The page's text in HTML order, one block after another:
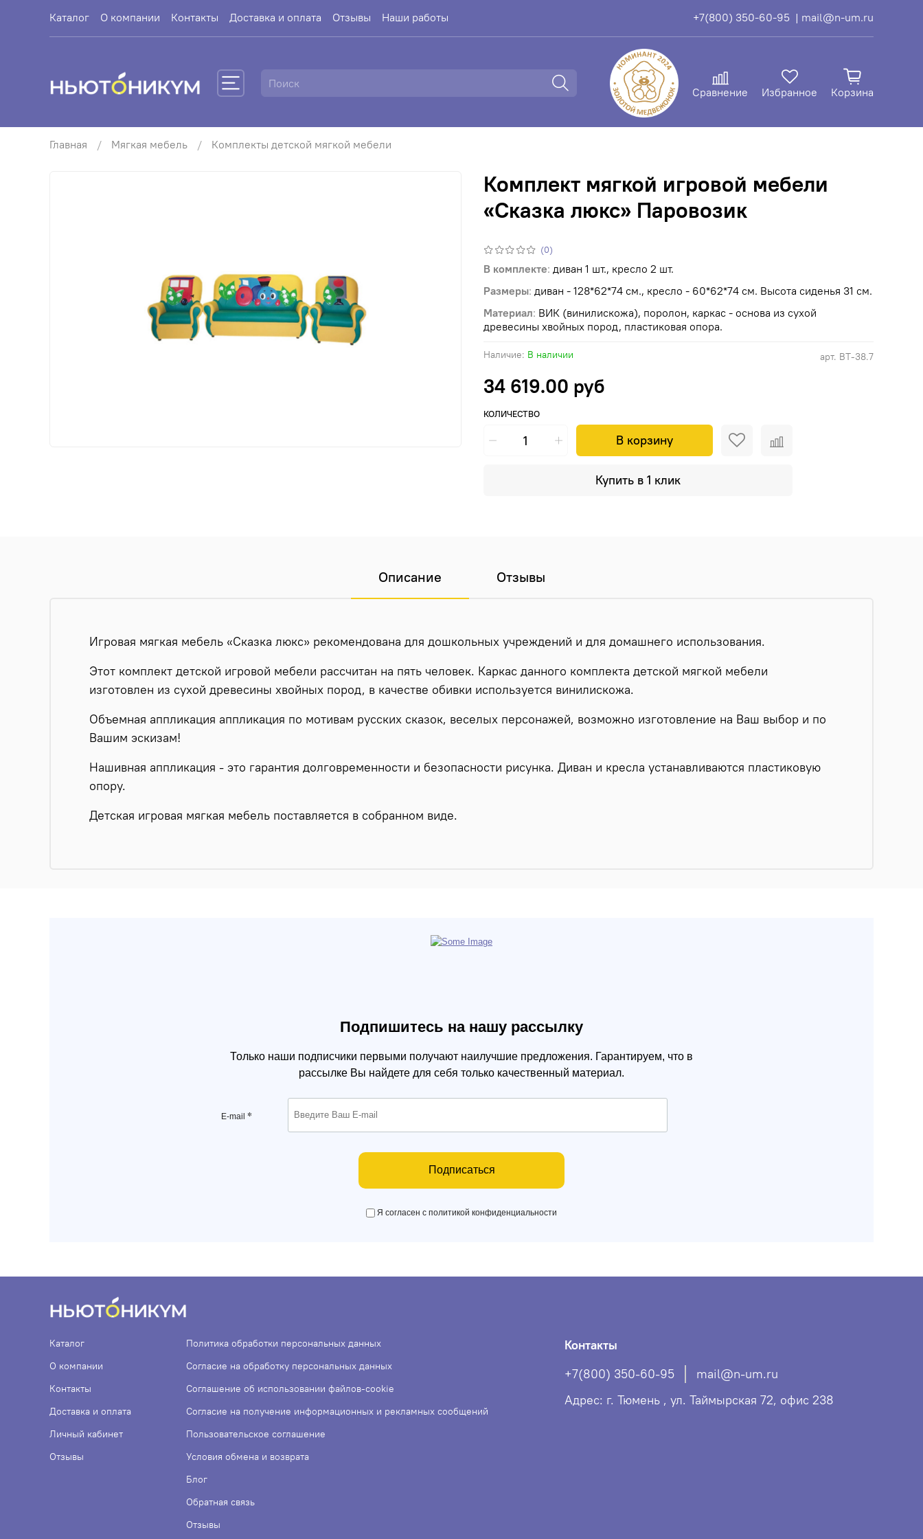
Каталог О компании Контакты Доставка и оплата Отзывы Наши работы +7(800) 350-60-95 | mail@n-um.ru
Сравнение Избранное Корзина
Главная Мягкая мебель Комплекты детской мягкой мебели
(0)
арт. ВТ-38.7
Наличие: В наличии
Комплект мягкой игровой мебели
«Сказка люкс» Паровозик
34 619.00 руб
КОЛИЧЕСТВО
В корзину
Купить в 1 клик
В комплекте: диван 1 шт., кресло 2 шт.
Размеры: диван - 128*62*74 см., кресло - 60*62*74 см. Высота сиденья 31 см.
Материал: ВИК (винилискожа), поролон, каркас - основа из сухой
древесины хвойных пород, пластиковая опора.
Описание Отзывы
Игровая мягкая мебель «Сказка люкс» рекомендована для дошкольных учреждений и для домашнего использования.
Этот комплект детской игровой мебели рассчитан на пять человек. Каркас данного комплекта детской мягкой мебели
изготовлен из сухой древесины хвойных пород, в качестве обивки используется винилискожа.
Объемная аппликация аппликация по мотивам русских сказок, веселых персонажей, возможно изготовление на Ваш выбор и по
Вашим эскизам!
Нашивная аппликация - это гарантия долговременности и безопасности рисунка. Диван и кресла устанавливаются пластиковую
опору.
Детская игровая мягкая мебель поставляется в собранном виде.
Подпишитесь на нашу рассылку
Только наши подписчики первыми получают наилучшие предложения. Гарантируем, что в
рассылке Вы найдете для себя только качественный материал.
E-mail *
Подписаться
Я согласен с политикой конфиденциальности
Каталог
О компании
Контакты
Доставка и оплата
Личный кабинет
Отзывы
Политика обработки персональных данных
Согласие на обработку персональных данных
Соглашение об использовании файлов-cookie
Согласие на получение информационных и рекламных сообщений
Пользовательское соглашение
Условия обмена и возврата
Блог
Обратная связь
Отзывы
Контакты
+7(800) 350-60-95
mail@n-um.ru
Адрес: г. Тюмень , ул. Таймырская 72, офис 238